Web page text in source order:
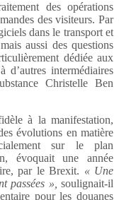
des opérations
des visiteurs. Par
dans le transport et
aussi des questions
dédiée aux
d’autres intermédiaires
Christelle Ben
à la manifestation,
évolutions en matière
sur le plan
évoquait une année
par le Brexit. « Une
passées », soulignait-il
pour les douanes